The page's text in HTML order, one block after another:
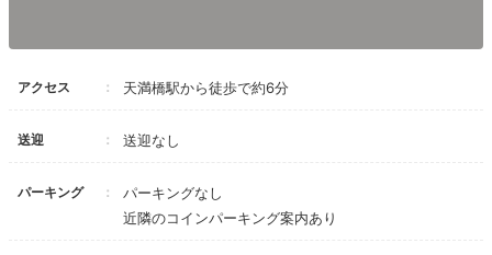
カフェラウンジのメニュー例
たりと自由に過ごして。1階カフェラウンジでは、東京
ー）」監修のコーヒー やスイーツもいただけます。
アクセス 天満橋駅から徒歩で約6分
送迎 送迎なし
パーキング
パーキングなし
近隣のコインパーキング案内あり